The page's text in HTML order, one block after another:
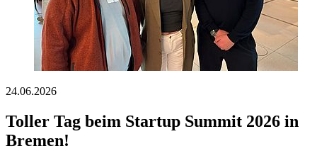
24.06.2026
Toller Tag beim Startup Summit 2026 in
Bremen!